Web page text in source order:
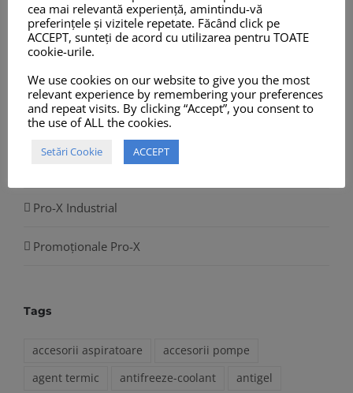
Prosoape din Microfibre, Chamois și Role Hârtie
Sisteme Dozare și Spumare
Aparate de Spălat
Aspiratoare Profesionale
Accesorii și Piese de Schimb
Pro-X Industrial
Promoționale Pro-X
Tags
accesorii aspiratoare
accesorii pompe
agent termic
antifreeze-coolant
antigel
cea mai relevantă experiență, amintindu-vă
preferințele și vizitele repetate. Făcând click pe
ACCEPT, sunteți de acord cu utilizarea pentru TOATE
cookie-urile.
We use cookies on our website to give you the most
relevant experience by remembering your preferences
and repeat visits. By clicking “Accept”, you consent to
the use of ALL the cookies.
Setări Cookie ACCEPT